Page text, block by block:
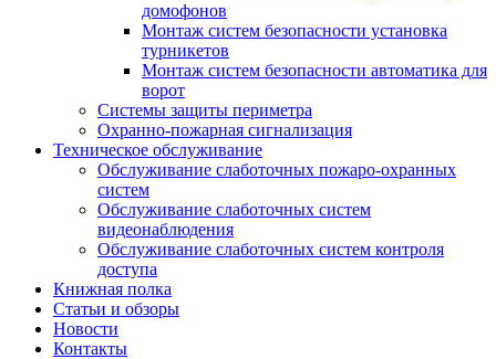
домофонов
Монтаж систем безопасности установка
турникетов
Монтаж систем безопасности автоматика для
ворот
Системы защиты периметра
Охранно-пожарная сигнализация
Техническое обслуживание
Обслуживание слаботочных пожаро-охранных
систем
Обслуживание слаботочных систем
видеонаблюдения
Обслуживание слаботочных систем контроля
доступа
Книжная полка
Статьи и обзоры
Новости
Контакты